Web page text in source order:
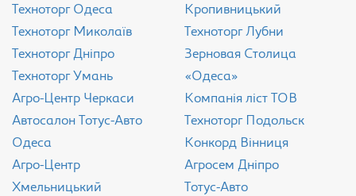
Техноторг Одеса
Техноторг Миколаїв
Техноторг Дніпро
Техноторг Умань
Агро-Центр Черкаси
Aвтосалон Тотус-Авто
Одеса
Агро-Центр
Хмельницький
Кропивницький
Техноторг Лубни
Зерновая Столица
«Одеса»
Компанія ліст ТОВ
Техноторг Подольск
Конкорд Вінниця
Агросем Дніпро
Тотус-Авто